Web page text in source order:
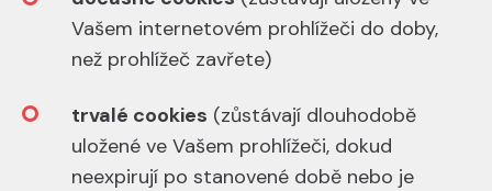
Vašem internetovém prohlížeči do doby,
než prohlížeč zavřete)
trvalé cookies (zůstávají dlouhodobě
uložené ve Vašem prohlížeči, dokud
neexpirují po stanovené době nebo je